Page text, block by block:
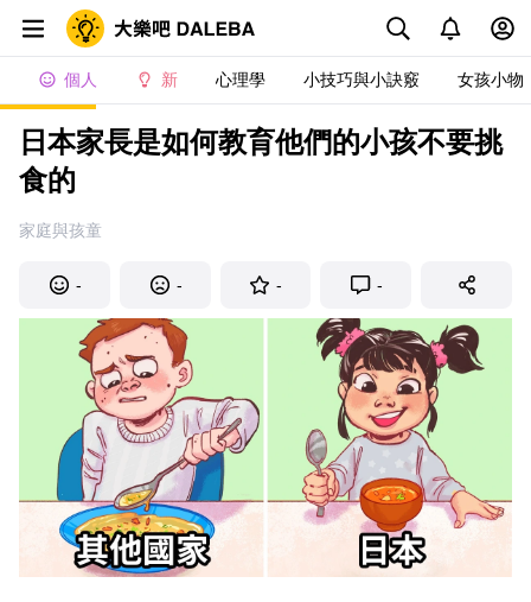
個人 新 心理學 小技巧與小訣竅 女孩小物
日本家長是如何教育他們的小孩不要挑
食的
家庭與孩童
- - - -